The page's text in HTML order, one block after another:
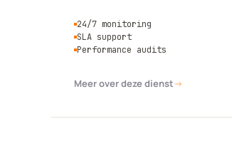
24/7 monitoring
SLA support
Performance audits
Meer over deze dienst→